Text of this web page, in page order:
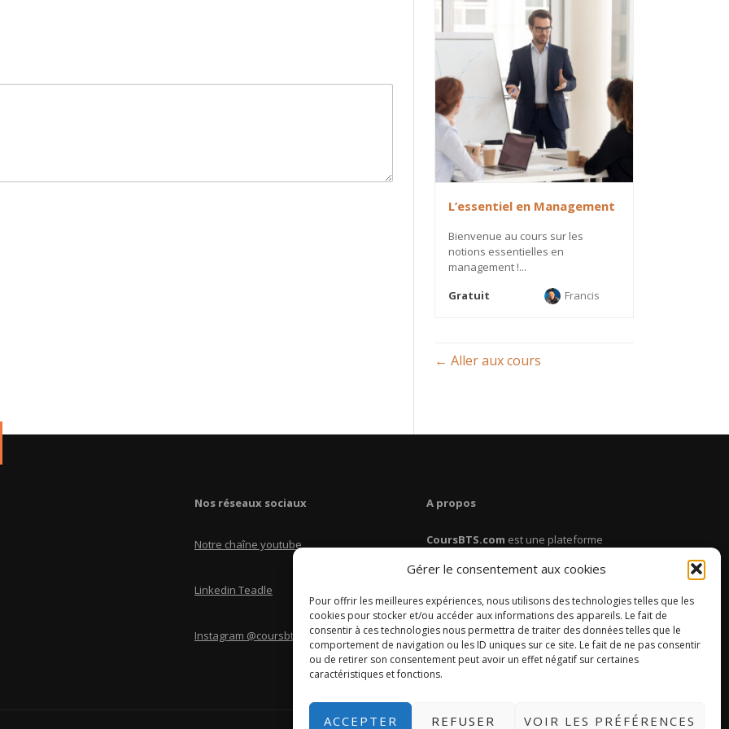
Gérer le consentement aux cookies
Pour offrir les meilleures expériences, nous utilisons des technologies telles que les
cookies pour stocker et/ou accéder aux informations des appareils. Le fait de
consentir à ces technologies nous permettra de traiter des données telles que le
comportement de navigation ou les ID uniques sur ce site. Le fait de ne pas consentir
ou de retirer son consentement peut avoir un effet négatif sur certaines
caractéristiques et fonctions.
ACCEPTER REFUSER VOIR LES PRÉFÉRENCES
L’essentiel en Management
Bienvenue au cours sur les
notions essentielles en
management !...
Gratuit
Francis
Aller aux cours
Nos réseaux sociaux
Notre chaîne youtube
Linkedin Teadle
Instagram @coursbtscom
A propos
CoursBTS.com est une plateforme
des cours, des fiches de révision, des